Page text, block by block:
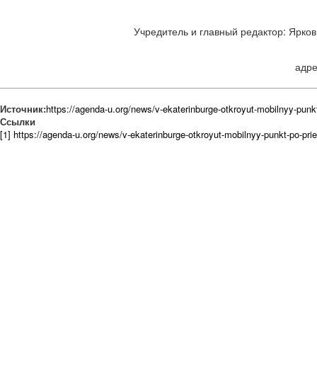
Учредитель и главный редактор:
Источник:https://agenda-u.org/news/v-ekaterinburge-otkroyut-mobilnyy-
Ссылки
[1] https://agenda-u.org/news/v-ekaterinburge-otkroyut-mobilnyy-punkt-po-